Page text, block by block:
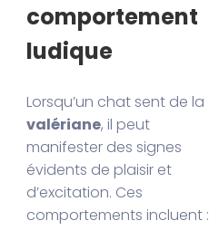
comportement
ludique
Lorsqu’un chat sent de la
valériane, il peut
manifester des signes
évidents de plaisir et
d’excitation. Ces
comportements incluent :